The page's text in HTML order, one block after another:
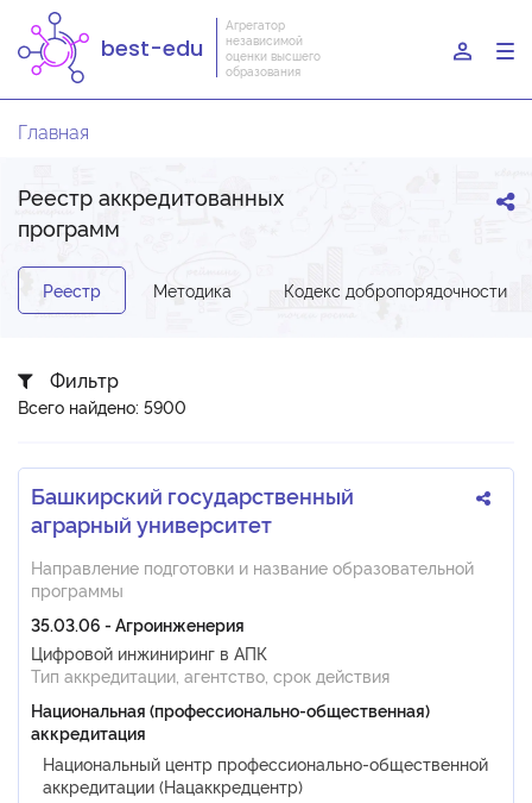
best-edu
Агрегатор
независимой
оценки высшего
образования
Главная
Реестр аккредитованных
программ
Реестр Методика Кодекс добропорядочности
Фильтр
Всего найдено: 5900
Башкирский государственный
аграрный университет
Направление подготовки и название образовательной
программы
35.03.06 - Агроинженерия
Цифровой инжиниринг в АПК
Тип аккредитации, агентство, срок действия
Национальная (профессионально-общественная)
аккредитация
Национальный центр профессионально-общественной
аккредитации (Нацаккредцентр)